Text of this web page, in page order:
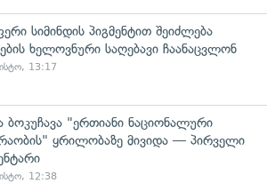
სიმინდის პიგმენტით შეიძლება
ხელოვნური საღებავი ჩაანაცვლონ
13:17
ბოკუჩავა "ერთიანი ნაციონალური
ყრილობაზე მივიდა — პირველი
12:38